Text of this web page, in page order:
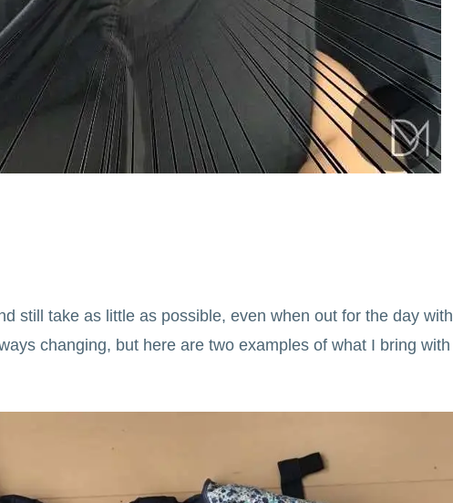
still take as little as possible, even when out for the day with
changing, but here are two examples of what I bring with